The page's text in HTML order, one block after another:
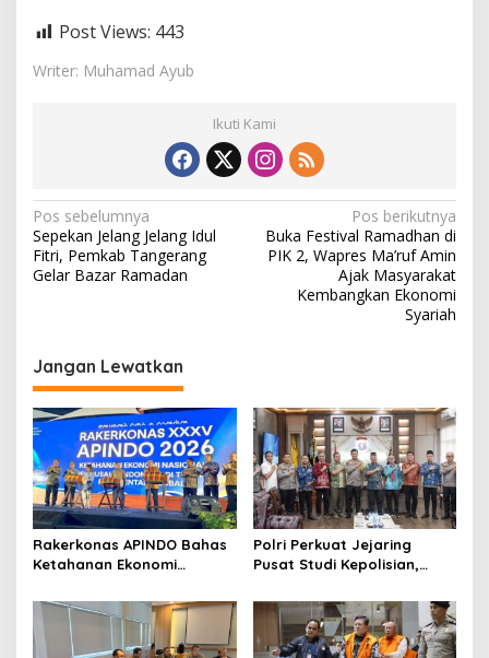
Post Views: 443
Writer: Muhamad Ayub
Ikuti Kami
N
a
v
a
s
i
p
o
s
Pos sebelumnya
Sepekan Jelang Jelang Idul
Fitri, Pemkab Tangerang
Gelar Bazar Ramadan
Pos berikutnya
Buka Festival Ramadhan di
PIK 2, Wapres Ma’ruf Amin
Ajak Masyarakat
Kembangkan Ekonomi
Syariah
Jangan Lewatkan
Rakerkonas APINDO Bahas
Ketahanan Ekonomi
Soroti Pentingnya
Kolaborasi Lintas Sektor
Polri Perkuat Jejaring
Pusat Studi Kepolisian,
Kebijakan dan Inovasi